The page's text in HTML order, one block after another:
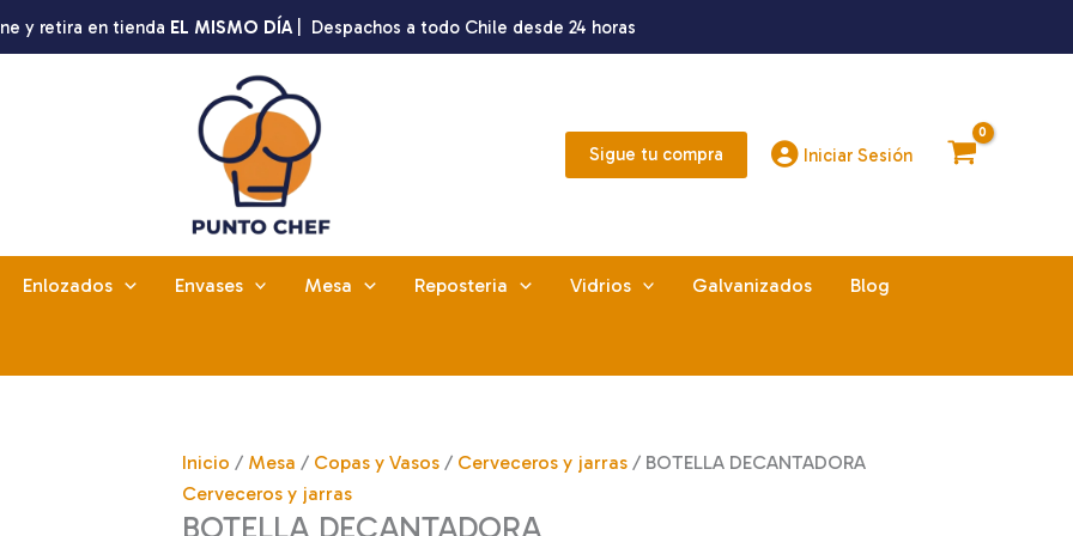
y retira en tienda EL MISMO DÍA | Despachos a todo Chile desde 24 horas
Sigue tu compra Iniciar Sesión
Enlozados Envases Mesa Reposteria Vidrios Galvanizados Blog
Inicio / Mesa / Copas y Vasos / Cerveceros y jarras / BOTELLA DECANTADORA
Cerveceros y jarras
BOTELLA DECANTADORA